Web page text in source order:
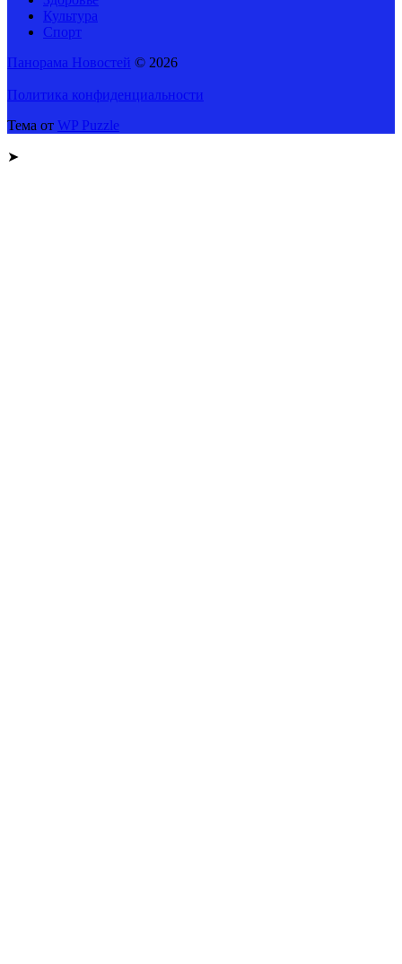
Культура
Спорт
Панорама Новостей © 2026
Политика конфиденциальности
Тема от WP Puzzle
➤